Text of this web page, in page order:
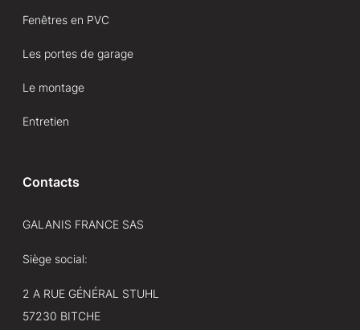
Fenêtres en PVC
Les portes de garage
Le montage
Entretien
Contacts
GALANIS FRANCE SAS
Siège social:
2 A RUE GÉNÉRAL STUHL
57230 BITCHE